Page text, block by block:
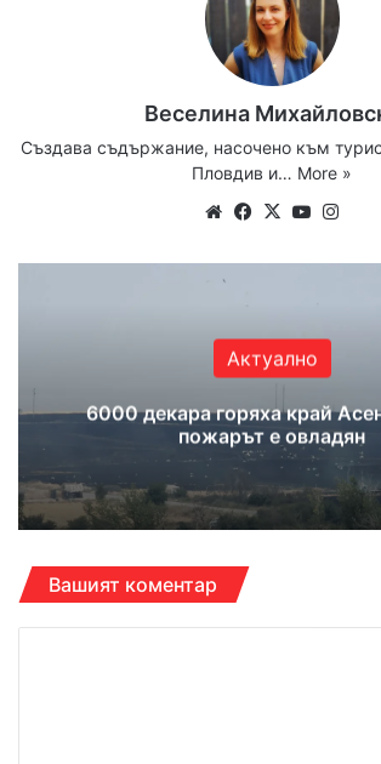
Веселина
Създава съдържание, насочено към
Пловдив и… More »
WebsiteFacebook
X YouTube
Актуално
6000 декара горяха край
пожарът е овладян
Вашият коментар